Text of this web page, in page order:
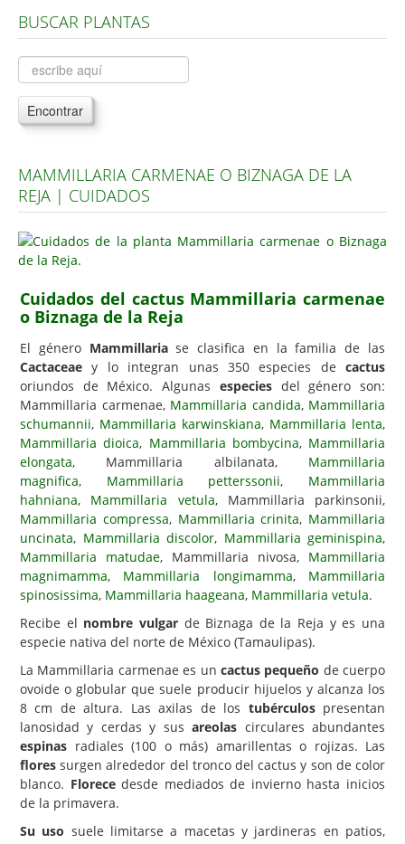
Árboles, Cicas y Palmeras de la G a la Z
Plantas Anuales y Perennes
Plantas Bulbosas y Acuáticas
Plantas de Interior
Plantas Aromáticas y de Huerto
Plantas Carnívoras y Orquídeas
Consejos
Hemisferio Sur
Enfermedades
Animales
Hongos
Carencias
Fotos
Flores y Plantas
Árboles y Palmeras
Arbustos y Trepadoras
Cactus y Suculentas
BUSCAR PLANTAS
Encontrar
MAMMILLARIA CARMENAE O BIZNAGA DE LA
REJA | CUIDADOS
Cuidados del cactus Mammillaria carmenae
o Biznaga de la Reja
El género Mammillariase clasifica en la familia de las
Cactaceae y lo integran unas 350 especies de cactus
oriundos de México. Algunas especiesdel género son:
Mammillaria carmenae, Mammillaria candida, Mammillaria
schumannii, Mammillaria karwinskiana, Mammillaria lenta,
Mammillaria dioica, Mammillaria bombycina, Mammillaria
elongata, Mammillaria albilanata, Mammillaria
magnifica, Mammillaria petterssonii, Mammillaria
hahniana, Mammillaria vetula, Mammillaria parkinsonii,
Mammillaria compressa, Mammillaria crinita, Mammillaria
uncinata, Mammillaria discolor, Mammillaria geminispina,
Mammillaria matudae, Mammillaria nivosa, Mammillaria
magnimamma, Mammillaria longimamma, Mammillaria
spinosissima, Mammillaria haageana, Mammillaria vetula.
Recibe el nombre vulgarde Biznaga de la Reja y es una
especie nativa del norte de México (Tamaulipas).
La Mammillaria carmenae es un cactus pequeño de cuerpo
ovoide o globular que suele producir hijuelos y alcanza los
8 cm de altura. Las axilas de los tubérculospresentan
lanosidad y cerdas y susareolas circulares abundantes
espinas radiales (100 o más) amarillentas o rojizas. Las
flores surgen alrededor del tronco del cactus y son de color
blanco. Florecedesde mediados de invierno hasta inicios
de la primavera.
Su uso suele limitarse a macetas y jardineras en patios,